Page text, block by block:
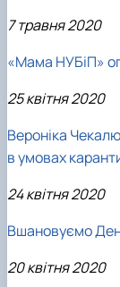
7 травня 2020
«Мама НУБіП»
25 квітня 2020
Вероніка
в умовах
24 квітня 2020
Вшановуємо
20 квітня 2020